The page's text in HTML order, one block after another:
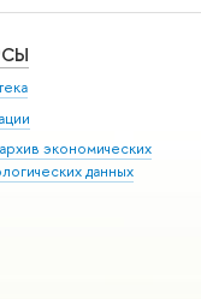
экономических
данных